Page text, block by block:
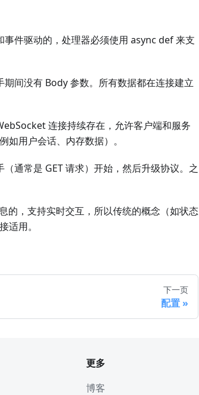
件驱动的，处理器必须使用 async def 来支
间没有 Body 参数。所有数据都在连接建立
连接持续存在，允许客户端和服务
用户会话、内存数据）。
通常是 GET 请求）开始，然后升级协议。之
，支持实时交互，所以传统的概念（如状态
适用。
下一页
配置
更多
博客